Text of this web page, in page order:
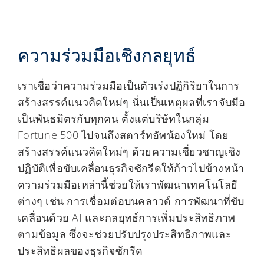
ความร่วมมือเชิงกลยุทธ์
เราเชื่อว่าความร่วมมือเป็นตัวเร่งปฏิกิริยาในการ
สร้างสรรค์แนวคิดใหม่ๆ นั่นเป็นเหตุผลที่เราจับมือ
เป็นพันธมิตรกับทุกคน ตั้งแต่บริษัทในกลุ่ม
Fortune 500 ไปจนถึงสตาร์ทอัพน้องใหม่ โดย
สร้างสรรค์แนวคิดใหม่ๆ ด้วยความเชี่ยวชาญเชิง
ปฏิบัติเพื่อขับเคลื่อนธุรกิจซักรีดให้ก้าวไปข้างหน้า
ความร่วมมือเหล่านี้ช่วยให้เราพัฒนาเทคโนโลยี
ต่างๆ เช่น การเชื่อมต่อบนคลาวด์ การพัฒนาที่ขับ
เคลื่อนด้วย AI และกลยุทธ์การเพิ่มประสิทธิภาพ
ตามข้อมูล ซึ่งจะช่วยปรับปรุงประสิทธิภาพและ
ประสิทธิผลของธุรกิจซักรีด